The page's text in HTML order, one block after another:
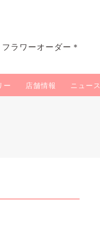
ラワーオーダー＊
ー 店舗情報 ニュース